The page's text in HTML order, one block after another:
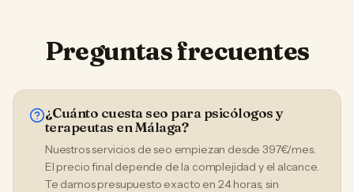
Preguntas frecuentes
¿Cuánto cuesta seo para psicólogos y
terapeutas en Málaga?
Nuestros servicios de seo empiezan desde 397€/mes.
El precio final depende de la complejidad y el alcance.
Te damos presupuesto exacto en 24 horas, sin